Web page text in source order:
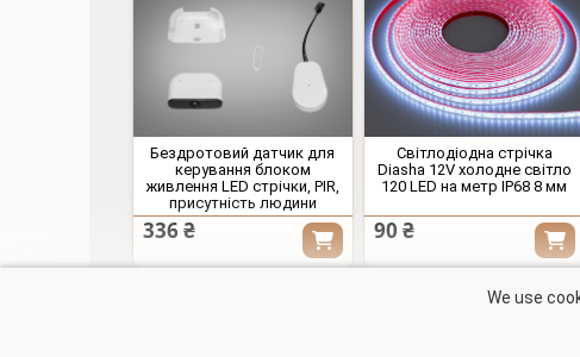
Бездротовий датчик для
керування блоком
живлення LED стрічки, PIR,
присутність людини
336 ₴
Світлодіодна стрічка
Diasha 12V холодне світло
120 LED на метр IP68 8 мм
90 ₴
We use